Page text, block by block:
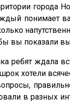
города
понимает
вы показали
ребят ждала
хотели
в разных